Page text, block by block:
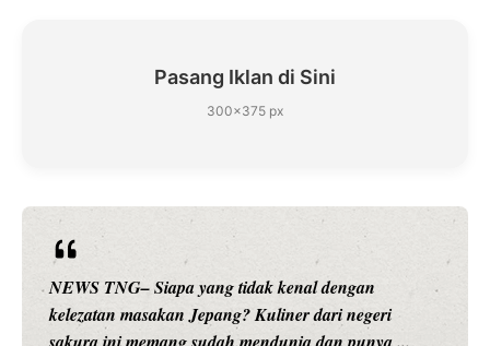
Pasang Iklan di Sini
300×375 px
NEWS TNG– Siapa sangka, dua nama besar di dunia
hiburan, Nunung Srimulat dan Vicky Prasetyo, kini